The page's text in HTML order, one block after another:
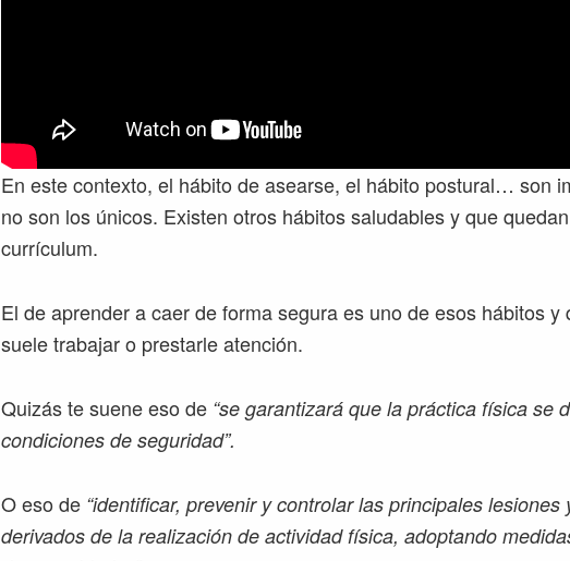
En este contexto, el hábito de asearse, el hábito postural… son
no son los únicos. Existen otros hábitos saludables y que
currículum.
El de aprender a caer de forma segura es uno de esos hábitos y
suele trabajar o prestarle atención.
Quizás te suene eso de “se garantizará que la práctica física se
condiciones de seguridad”.
O eso de “identificar, prevenir y controlar las principales lesiones
derivados de la realización de actividad física, adoptando